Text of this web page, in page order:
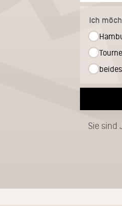
Ich
beides
Sie sind